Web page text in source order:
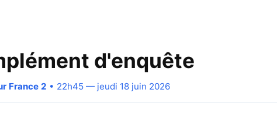
d'enquête
France 2 • 22h45 — jeudi 18 juin 2026